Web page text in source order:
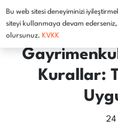
Kurallar:
24
Bu web sitesi deneyiminizi
siteyi kullanmaya devam
olursunuz. KVKK